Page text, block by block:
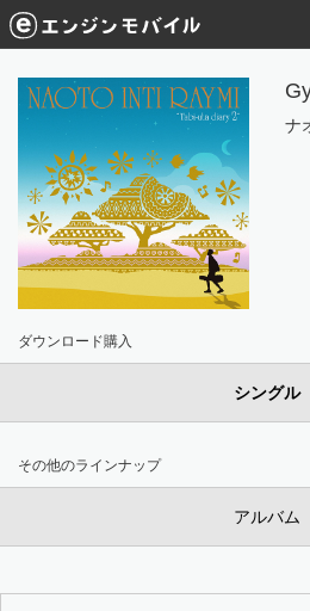
ナ
ダウンロード購入
シングル
その他のラインナップ
アルバム